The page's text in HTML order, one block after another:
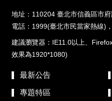
地址：110204 臺北市信義區市
電話：1999(臺北市民當家熱線)
建議瀏覽器：IE11.0以上、
效果為1920*1080)
最新公告
專題特區